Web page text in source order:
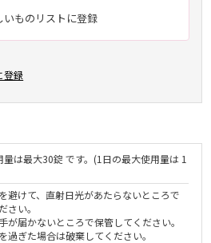
いものリストに登録
登録
量は最大30錠 です。(1日の最大使用量は 1
避けて、直射日光があたらないところで
さい。
が届かないところで保管してください。
過ぎた場合は破棄してください。